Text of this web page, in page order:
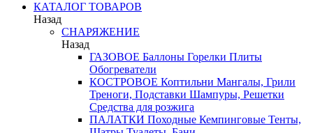
КАТАЛОГ ТОВАРОВ
Назад
СНАРЯЖЕНИЕ
Назад
ГАЗОВОЕ Баллоны Горелки Плиты
Обогреватели
КОСТРОВОЕ Коптильни Мангалы, Грили
Треноги, Подставки Шампуры, Решетки
Средства для розжига
ПАЛАТКИ Походные Кемпинговые Тенты,